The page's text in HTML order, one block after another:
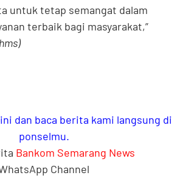
untuk tetap semangat dalam
terbaik bagi masyarakat,”
dan baca berita kami langsung di
ponselmu.
Bankom Semarang News
Channel